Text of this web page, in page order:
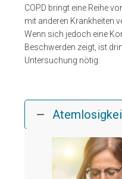
COPD bringt eine Reihe
mit anderen Krankheiten
Wenn sich jedoch eine
Beschwerden zeigt, ist
Untersuchung nötig: